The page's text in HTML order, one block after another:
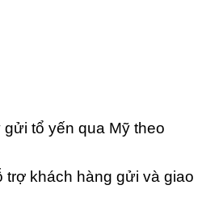
tổ yến qua Mỹ theo
trợ khách hàng gửi và giao